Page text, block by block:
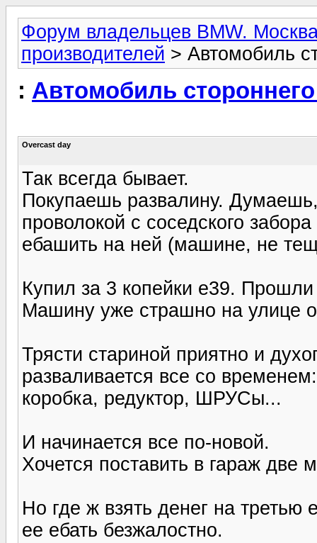
Форум владельцев BMW.
производителей > Автомобиль
: Автомобиль
Overcast day
Так всегда бывает.
Покупаешь развалину.
проволокой с соседского
ебашить на ней (машине, не
Купил за 3 копейки е39.
Машину уже страшно на улице
Трясти стариной приятно и
разваливается все со
коробка, редуктор, ШРУСы...
И начинается все по-новой.
Хочется поставить в гараж две
Но где ж взять денег на
ее ебать безжалостно.